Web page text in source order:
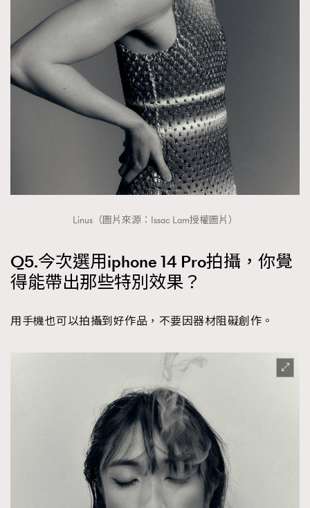
Linus（圖片來源：Issac Lam授權圖片）
Q5.今次選用iphone 14 Pro拍攝，你覺
得能帶出那些特別效果？
用手機也可以拍攝到好作品，不要因器材阻礙創作。